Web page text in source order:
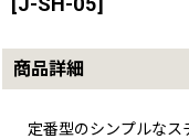
商品詳細
定番型のシンプルなス